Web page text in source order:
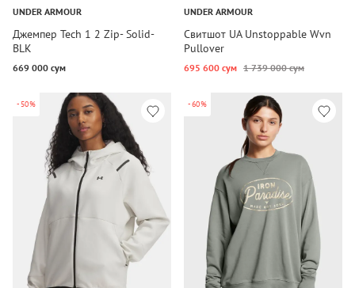
UNDER ARMOUR
Джемпер Tech 1 2 Zip- Solid-
BLK
669 000 сум
UNDER ARMOUR
Свитшот UA Unstoppable Wvn
Pullover
695 600 сум 1 739 000 сум
-50% -60%